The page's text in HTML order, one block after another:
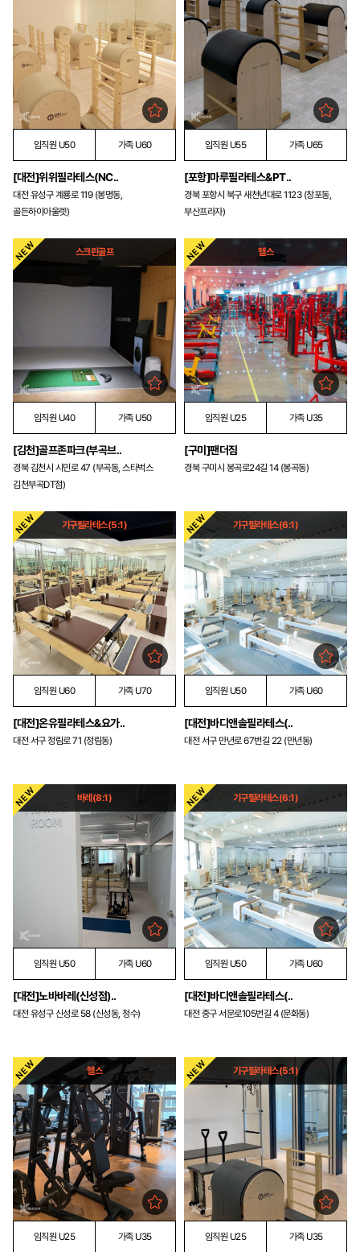
임직원 U50 가족 U60
[대전]위위필라테스(NC..
대전 유성구 계룡로 119 (봉명동,
골든하이아울렛)
임직원 U55 가족 U65
[포항]마루필라테스&PT..
경북 포항시 북구 새천년대로 1123 (창포동,
부산프라자)
스크린골프
임직원 U40 가족 U50
[김천]골프존파크(부곡브..
경북 김천시 시민로 47 (부곡동, 스타벅스
김천부곡DT점)
헬스
임직원 U25 가족 U35
[구미]팬더짐
경북 구미시 봉곡로24길 14 (봉곡동)
기구필라테스(5:1)
임직원 U60 가족 U70
[대전]온유필라테스&요가..
대전 서구 정림로 71 (정림동)
기구필라테스(6:1)
임직원 U50 가족 U60
[대전]바디앤솔필라테스(..
대전 서구 만년로 67번길 22 (만년동)
바레(8:1)
임직원 U50 가족 U60
[대전]노바바레(신성점)..
대전 유성구 신성로 58 (신성동, 청수)
기구필라테스(6:1)
임직원 U50 가족 U60
[대전]바디앤솔필라테스(..
대전 중구 서문로105번길 4 (문화동)
헬스
임직원 U25 가족 U35
기구필라테스(5:1)
임직원 U25 가족 U35